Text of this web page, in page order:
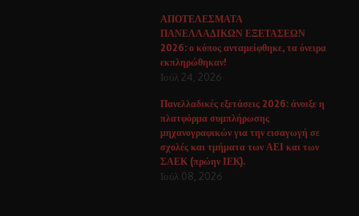
ΑΠΟΤΕΛΕΣΜΑΤΑ
ΠΑΝΕΛΛΑΔΙΚΩΝ ΕΞΕΤΑΣΕΩΝ
2026: ο κόπος ανταμείφθηκε, τα όνειρα
εκπληρώθηκαν!
Ιούλ 24, 2026
Πανελλαδικές εξετάσεις 2026: άνοιξε η
πλατφόρμα συμπλήρωσης
μηχανογραφικών για την εισαγωγή σε
σχολές και τμήματα των ΑΕΙ και των
ΣΑΕΚ (πρώην ΙΕΚ).
Ιούλ 08, 2026